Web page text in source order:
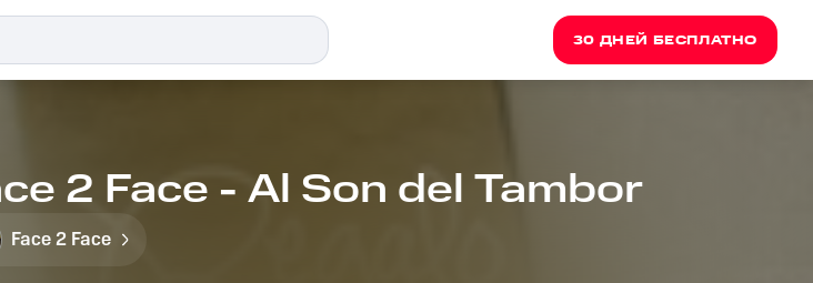
30 ДНЕЙ БЕСПЛАТНО
2 Face - Al Son del Tambor
Face 2 Face